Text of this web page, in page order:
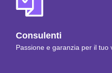
Consulenti
Passione e garanzia per il tuo